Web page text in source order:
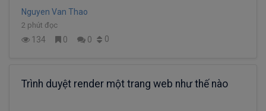
Nguyen Van Thao
2 phút đọc
134 0 0 0
Trình duyệt render một trang web như thế nào